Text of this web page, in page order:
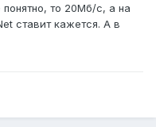
то 20Мб/с, а на
ставит кажется. А в